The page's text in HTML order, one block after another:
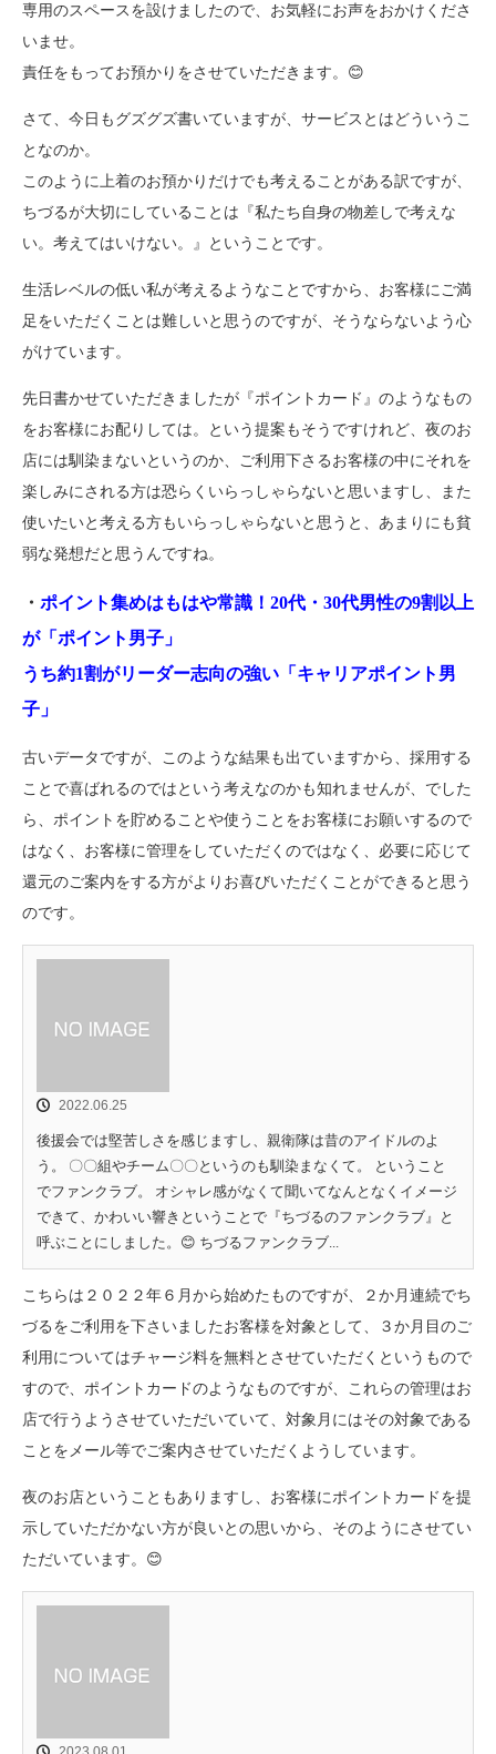
専用のスペースを設けましたので、お気軽にお声をおかけくださ
いませ。
責任をもってお預かりをさせていただきます。😊
さて、今日もグズグズ書いていますが、サービスとはどういうこ
となのか。
このように上着のお預かりだけでも考えることがある訳ですが、
ちづるが大切にしていることは『私たち自身の物差しで考えな
い。考えてはいけない。』ということです。
生活レベルの低い私が考えるようなことですから、お客様にご満
足をいただくことは難しいと思うのですが、そうならないよう心
がけています。
先日書かせていただきましたが『ポイントカード』のようなもの
をお客様にお配りしては。という提案もそうですけれど、夜のお
店には馴染まないというのか、ご利用下さるお客様の中にそれを
楽しみにされる方は恐らくいらっしゃらないと思いますし、また
使いたいと考える方もいらっしゃらないと思うと、あまりにも貧
弱な発想だと思うんですね。
・ ポイント集めはもはや常識！20代・30代男性の9割以上
が「ポイント男子」
うち約1割がリーダー志向の強い「キャリアポイント男
子」
古いデータですが、このような結果も出ていますから、採用する
ことで喜ばれるのではという考えなのかも知れませんが、でした
ら、ポイントを貯めることや使うことをお客様にお願いするので
はなく、お客様に管理をしていただくのではなく、必要に応じて
還元のご案内をする方がよりお喜びいただくことができると思う
のです。
2022.06.25
後援会では堅苦しさを感じますし、親衛隊は昔のアイドルのよ
う。 〇〇組やチーム〇〇というのも馴染まなくて。 ということ
でファンクラブ。 オシャレ感がなくて聞いてなんとなくイメージ
できて、かわいい響きということで『ちづるのファンクラブ』と
呼ぶことにしました。😊 ちづるファンクラブ...
こちらは２０２２年６月から始めたものですが、２か月連続でち
づるをご利用を下さいましたお客様を対象として、３か月目のご
利用についてはチャージ料を無料とさせていただくというもので
すので、ポイントカードのようなものですが、これらの管理はお
店で行うようさせていただいていて、対象月にはその対象である
ことをメール等でご案内させていただくようしています。
夜のお店ということもありますし、お客様にポイントカードを提
示していただかない方が良いとの思いから、そのようにさせてい
ただいています。😊